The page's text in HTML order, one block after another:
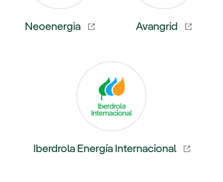
Neoenergia
abra em uma nova aba.
Avangrid
Link externo, abra em uma
Iberdrola Energía Internacional